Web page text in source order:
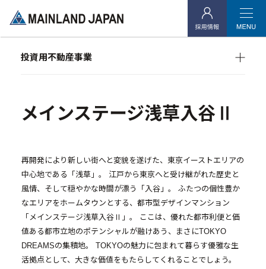
- 企業理念
- 代表メッセージ
- 社会貢献活動
- マンション経営をお考えの方へ
- メインランドグループの強み
- オーナーズデータ
- メインステージシリーズ
投資用不動産事業
メインステージシリーズ
メインステージ浅草入谷Ⅱ
再開発により新しい街へと変貌を遂げた、東京イーストエリアの
中心地である「浅草」。 江戸から東京へと受け継がれた歴史と
風情、そして穏やかな時間が漂う「入谷」。 ふたつの個性豊か
なエリアをホームタウンとする、都市型デザインマンション
「メインステージ浅草入谷Ⅱ」。 ここは、優れた都市利便と価
値ある都市立地のポテンシャルが融けあう、まさにTOKYO
DREAMSの集積地。 TOKYOの魅力に包まれて暮らす優雅な生
活拠点として、大きな価値をもたらしてくれることでしょう。